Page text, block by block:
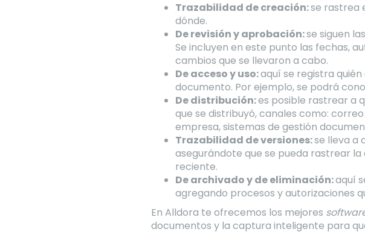
Trazabilidad de creación:se rastrea
dónde.
De revisión y aprobación:se siguen
Se incluyen en este punto las fechas,
cambios que se llevaron a cabo.
De acceso y uso:aquí se registra
documento. Por ejemplo, se podrá
De distribución:es posible rastrear a
que se distribuyó, canales como:
empresa, sistemas de gestión
Trazabilidad de versiones:se lleva a
asegurándote que se pueda rastrear
reciente.
De archivado y de eliminación:aquí
agregando procesos y autorizaciones
En Alldora te ofrecemos los mejores
documentos y la captura inteligente para